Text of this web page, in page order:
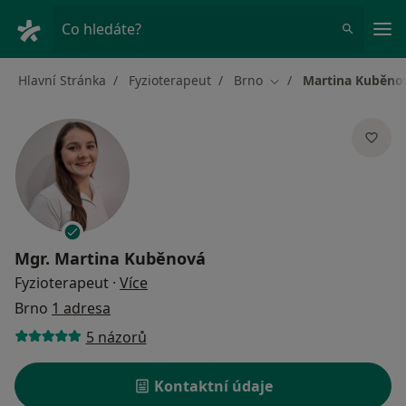
Co hledáte?
Hlavní Stránka Fyzioterapeut Brno Změna města
Martina
Mgr. Martina Kuběnová
Fyzioterapeut · Více
Brno 1 adresa
5 názorů
Kontaktní údaje